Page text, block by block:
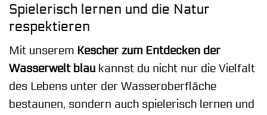
Spielerisch lernen und die Natur
respektieren
Mit unserem Kescher zum Entdecken der
Wasserwelt blau kannst du nicht nur die Vielfalt
des Lebens unter der Wasseroberfläche
bestaunen, sondern auch spielerisch lernen und